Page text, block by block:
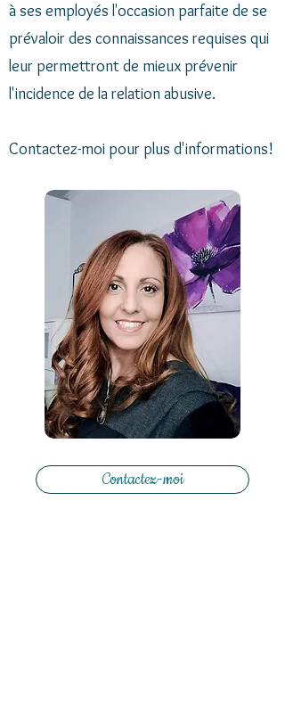
à ses employés l'occasion parfaite de se
prévaloir des connaissances requises qui
leur permettront de mieux prévenir
l'incidence de la relation abusive.
Contactez-moi pour plus d'informations!
Contactez-moi